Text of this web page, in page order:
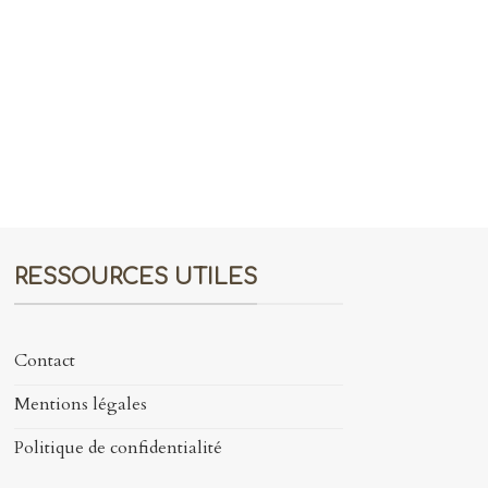
RESSOURCES UTILES
Contact
Mentions légales
Politique de confidentialité